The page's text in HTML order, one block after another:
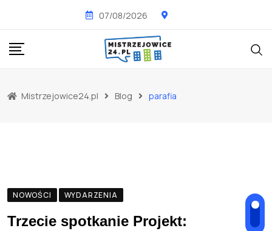
content
07/08/2026
Mistrzejowice24.pl Blog parafia
NOWOŚCI WYDARZENIA
Trzecie spotkanie Projekt: